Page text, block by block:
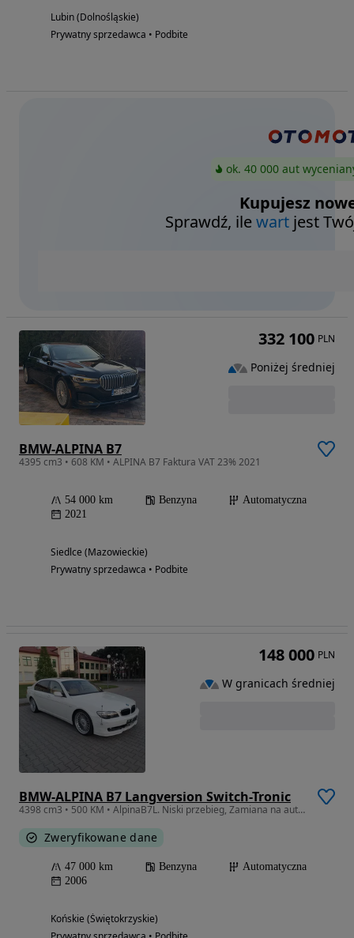
Lubin (Dolnośląskie)
Prywatny sprzedawca • Podbite
ok. 40 000 aut
Kupujesz
Sprawdź, ilewart jest
BMW-ALPINA B7
4395 cm3 • 608 KM • ALPINA B7 Faktura VAT 23% 2021
54 000 km Benzyna
Automatyczna
2021
Siedlce (Mazowieckie)
Prywatny sprzedawca • Podbite
332 100 PLN
Poniżej średniej
BMW-ALPINA B7 Langversion Switch-Tronic
4398 cm3 • 500 KM • AlpinaB7L. Niski przebieg, Zamiana na auto 7-9 osobowe.
Zweryfikowane dane
47 000 km Benzyna
Automatyczna
2006
Końskie (Świętokrzyskie)
148 000 PLN
W granicach średniej